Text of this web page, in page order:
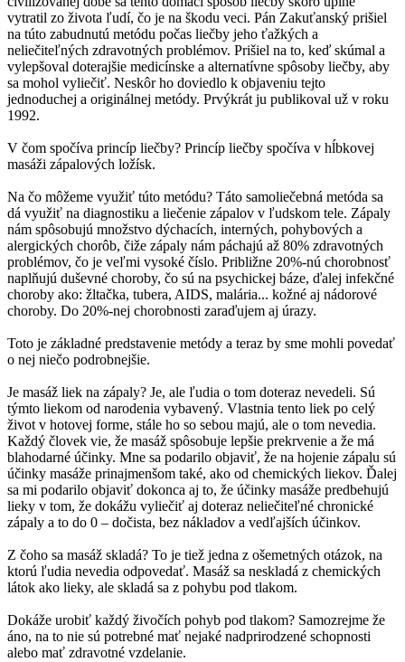
vytratil zo života ľudí, čo je na škodu veci. Pán Zakuťanský prišiel
na túto zabudnutú metódu počas liečby jeho ťažkých a
neliečiteľných zdravotných problémov. Prišiel na to, keď skúmal a
vylepšoval doterajšie medicínske a alternatívne spôsoby liečby, aby
sa mohol vyliečiť. Neskôr ho doviedlo k objaveniu tejto
jednoduchej a originálnej metódy. Prvýkrát ju publikoval už v roku
1992.
V čom spočíva princíp liečby? Princíp liečby spočíva v hĺbkovej
masáži zápalových ložísk.
Na čo môžeme využiť túto metódu? Táto samoliečebná metóda sa
dá využiť na diagnostiku a liečenie zápalov v ľudskom tele. Zápaly
nám spôsobujú množstvo dýchacích, interných, pohybových a
alergických chorôb, čiže zápaly nám páchajú až 80% zdravotných
problémov, čo je veľmi vysoké číslo. Približne 20%-nú chorobnosť
naplňujú duševné choroby, čo sú na psychickej báze, ďalej infekčné
choroby ako: žltačka, tubera, AIDS, malária... kožné aj nádorové
choroby. Do 20%-nej chorobnosti zaraďujem aj úrazy.
Toto je základné predstavenie metódy a teraz by sme mohli povedať
o nej niečo podrobnejšie.
Je masáž liek na zápaly? Je, ale ľudia o tom doteraz nevedeli. Sú
týmto liekom od narodenia vybavený. Vlastnia tento liek po celý
život v hotovej forme, stále ho so sebou majú, ale o tom nevedia.
Každý človek vie, že masáž spôsobuje lepšie prekrvenie a že má
blahodarné účinky. Mne sa podarilo objaviť, že na hojenie zápalu sú
účinky masáže prinajmenšom také, ako od chemických liekov. Ďalej
sa mi podarilo objaviť dokonca aj to, že účinky masáže predbehujú
lieky v tom, že dokážu vyliečiť aj doteraz neliečiteľné chronické
zápaly a to do 0 – dočista, bez nákladov a vedľajších účinkov.
Z čoho sa masáž skladá? To je tiež jedna z ošemetných otázok, na
ktorú ľudia nevedia odpovedať. Masáž sa neskladá z chemických
látok ako lieky, ale skladá sa z pohybu pod tlakom.
Dokáže urobiť každý živočích pohyb pod tlakom? Samozrejme že
áno, na to nie sú potrebné mať nejaké nadprirodzené schopnosti
alebo mať zdravotné vzdelanie.